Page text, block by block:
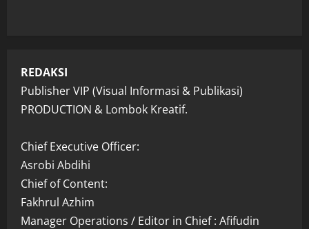
REDAKSI
Publisher VIP (Visual Informasi & Publikasi)
PRODUCTION & Lombok Kreatif.
Chief Executive Officer:
Asrobi Abdihi
Chief of Content:
Fakhrul Azhim
Manager Operations / Editor in Chief : Afifudin